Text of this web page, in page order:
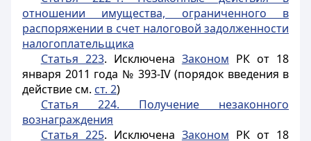
отношении имущества, ограниченного в
распоряжении в счет налоговой задолженности
налогоплательщика
Статья 223. Исключена Законом РК от 18
января 2011 года № 393-IV (порядок введения в
действие см. ст. 2)
Статья 224. Получение незаконного
вознаграждения
Статья 225. Исключена Законом РК от 18